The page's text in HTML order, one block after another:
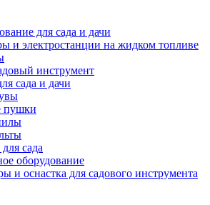
для сада и дачи
и электростанции на жидком топливе
инструмент
сада и дачи
пушки
сада
оборудование
и оснастка для садового инструмента